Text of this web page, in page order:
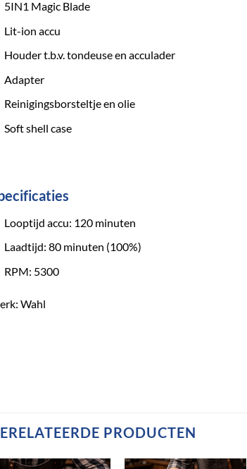
5IN1 Magic Blade
Lit-ion accu
Houder t.b.v. tondeuse en acculader
Adapter
Reinigingsborsteltje en olie
Soft shell case
Looptijd accu: 120 minuten
Laadtijd: 80 minuten (100%)
RPM: 5300
Wahl
PRODUCTEN